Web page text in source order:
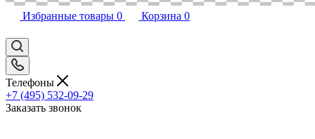
Избранные товары 0 Корзина 0
Телефоны
+7 (495) 532-09-29
Заказать звонок